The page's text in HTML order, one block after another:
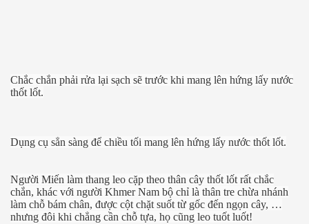
Chắc chắn phải rửa lại sạch sẽ trước khi mang lên hứng lấy nước
thốt lốt.
Dụng cụ sẳn sàng để chiều tối mang lên hứng lấy nước thốt lốt.
Người Miến làm thang leo cặp theo thân cây thốt lốt rất chắc
chắn, khác với người Khmer Nam bộ chỉ là thân tre chừa nhánh
làm chỗ bám chân, được cột chặt suốt từ gốc đến ngọn cây, …
nhưng đôi khi chẳng cần chỗ tựa, họ cũng leo tuốt luốt!